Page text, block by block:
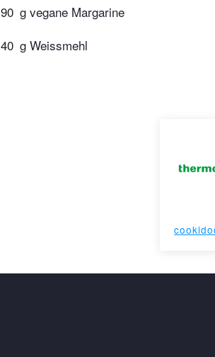
90 g vegane Margarine
40 g Weissmehl